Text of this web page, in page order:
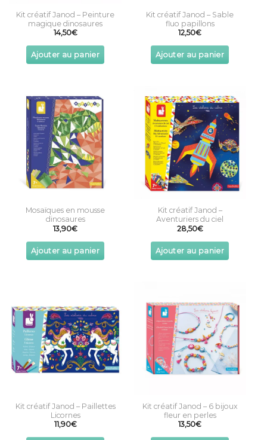
Kit créatif Janod – Peinture
magique dinosaures
14,50€
Ajouter au panier
Kit créatif Janod – Sable
fluo papillons
12,50€
Ajouter au panier
Mosaïques en mousse
dinosaures
13,90€
Ajouter au panier
Kit créatif Janod –
Aventuriers du ciel
28,50€
Ajouter au panier
Kit créatif Janod – Paillettes
Licornes
11,90€
Kit créatif Janod – 6 bijoux
fleur en perles
13,50€